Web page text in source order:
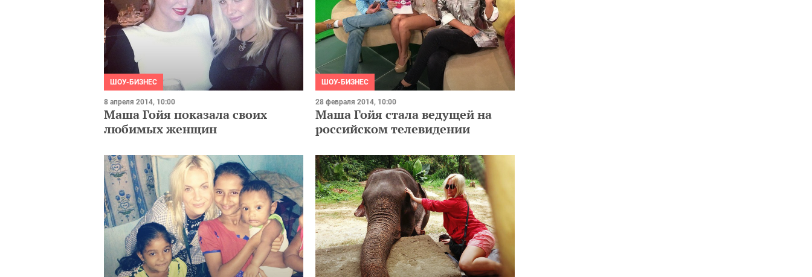
ШОУ-БИЗНЕС
8 апреля 2014, 10:00
Маша Гойя показала своих
любимых женщин
ШОУ-БИЗНЕС
28 февраля 2014, 10:00
Маша Гойя стала ведущей на
российском телевидении